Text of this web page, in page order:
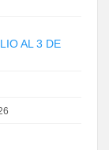
AL 3 DE